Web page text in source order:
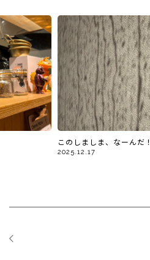
このしましま、なーんだ
2025.12.17